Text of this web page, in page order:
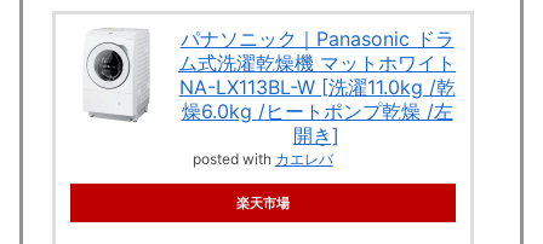
パナソニック｜Panasonic ドラ
ム式洗濯乾燥機 マットホワイト
NA-LX113BL-W [洗濯11.0kg /乾
燥6.0kg /ヒートポンプ乾燥 /左
開き]
posted with カエレバ
楽天市場